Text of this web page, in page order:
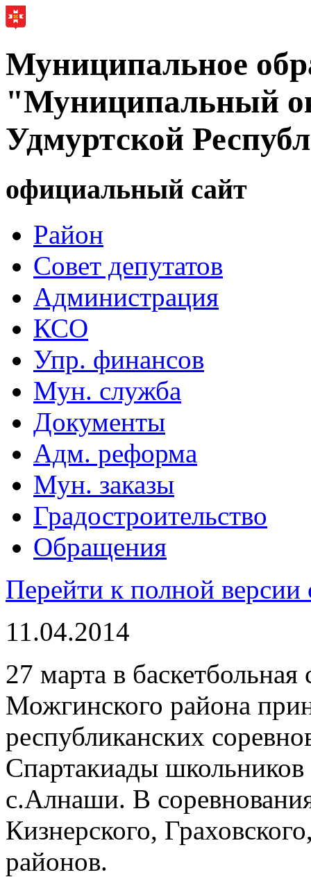
Муниципальное
"Муниципальный
Удмуртской
официальный сайт
Район
Совет депутатов
Администрация
КСО
Упр. финансов
Мун. служба
Документы
Адм. реформа
Мун. заказы
Градостроительство
Обращения
Перейти к полной версии
11.04.2014
27 марта в
Можгинского района
республиканских
Спартакиады школьников
с.Алнаши. В
Кизнерского,
районов.